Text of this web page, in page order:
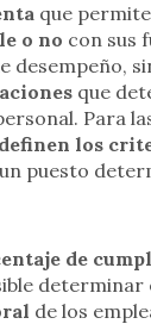
que permite
o no con sus
desempeño,
que
Para
los
puesto
de
determinar
de los